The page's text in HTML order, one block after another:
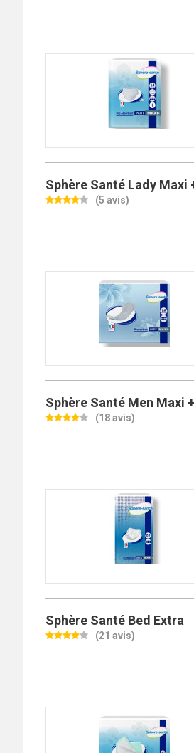
Sphère Santé Lady Maxi
(5 avis)
Sphère Santé Men Maxi +
(18 avis)
Sphère Santé Bed Extra
(21 avis)